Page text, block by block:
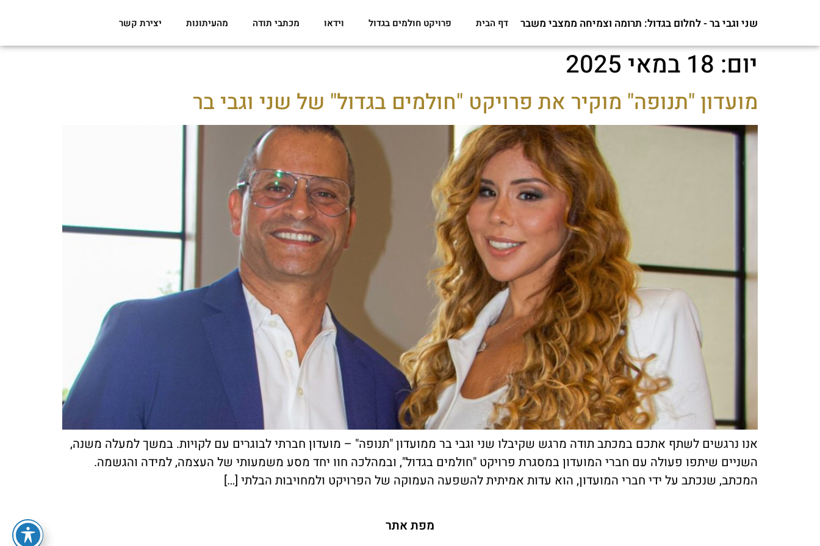
שני וגבי בר - לחלום בגדול: תרומה וצמיחה ממצבי משבר דף הבית פרויקט חולמים בגדול וידאו מכתבי תודה מהעיתונות יצירת קשר
יום: 18 במאי 2025
מועדון "תנופה" מוקיר את פרויקט "חולמים בגדול" של שני וגבי בר
אנו נרגשים לשתף אתכם במכתב תודה מרגש שקיבלו שני וגבי בר ממועדון "תנופה" – מועדון חברתי לבוגרים עם לקויות. במשך למעלה משנה,
השניים שיתפו פעולה עם חברי המועדון במסגרת פרויקט "חולמים בגדול", ובמהלכה חוו יחד מסע משמעותי של העצמה, למידה והגשמה.
המכתב, שנכתב על ידי חברי המועדון, הוא עדות אמיתית להשפעה העמוקה של הפרויקט ולמחויבות הבלתי […]
מפת אתר